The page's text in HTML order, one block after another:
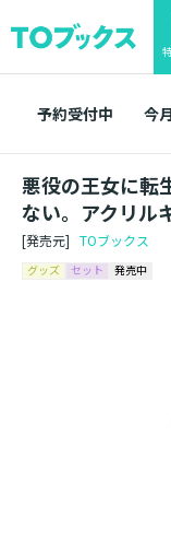
予約受付中 今
悪役の王女に転
ない。アクリル
[発売元] TOブックス
グッズ セット 発売中